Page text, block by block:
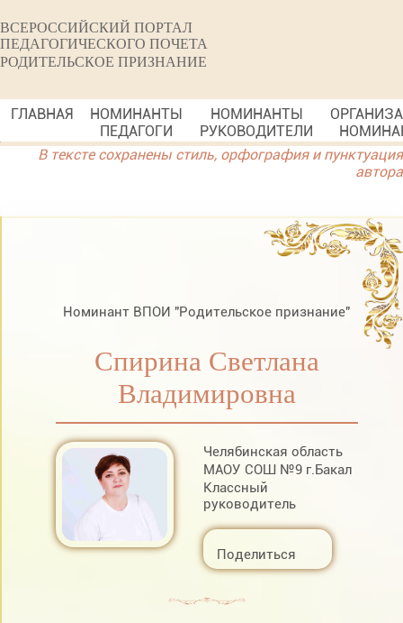
ВСЕРОССИЙСКИЙ ПОРТАЛ
ПЕДАГОГИЧЕСКОГО ПОЧЕТА
РОДИТЕЛЬСКОЕ ПРИЗНАНИЕ
ГЛАВНАЯ
НОМИНАНТЫ
ПЕДАГОГИ
НОМИНАНТЫ
РУКОВОДИТЕЛИ
В тексте сохранены стиль, орфография и пунктуация
автора
Номинант ВПОИ "Родительское признание"
Спирина Светлана
Владимировна
Челябинская область
МАОУ СОШ №9 г.Бакал
Классный
руководитель
Поделиться